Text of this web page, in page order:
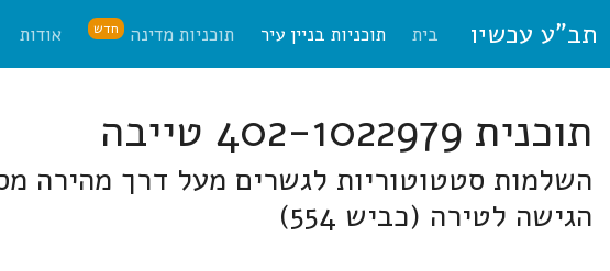
תב"ע עכשיו בית תוכניות בניין עיר תוכניות מדינה חדש אודות
תוכנית 402-1022979 טייבה
הגישה לטירה (כביש 554)